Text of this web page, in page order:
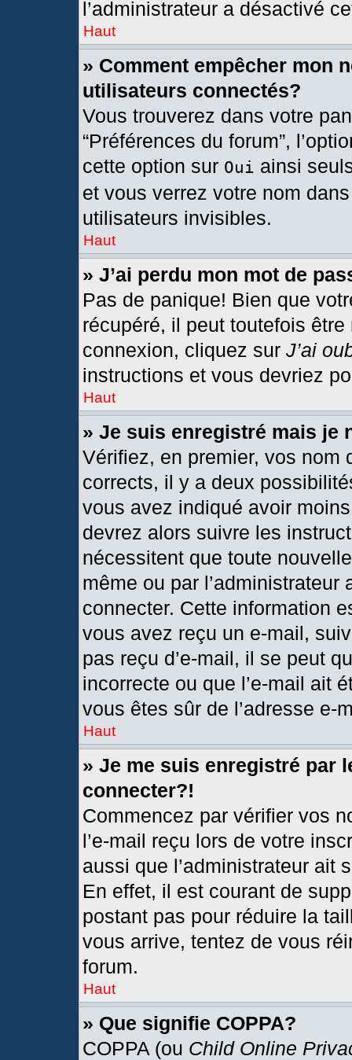
l’administrateur a désactivé
Haut
» Comment empêcher mon
utilisateurs connectés?
Vous trouverez dans votre
“Préférences du forum”,
cette option sur Oui ainsi
et vous verrez votre nom
utilisateurs invisibles.
Haut
» J’ai perdu mon mot de
Pas de panique! Bien que
récupéré, il peut toutefois
connexion, cliquez sur J’ai
instructions et vous devriez
Haut
» Je suis enregistré mais je
Vérifiez, en premier, vos nom
corrects, il y a deux
vous avez indiqué avoir
devrez alors suivre les
nécessitent que toute
même ou par
connecter. Cette information
vous avez reçu un e-mail,
pas reçu d’e-mail, il se peut
incorrecte ou que l’e-mail ait
vous êtes sûr de l’adresse e-
Haut
» Je me suis enregistré par
connecter?!
Commencez par vérifier vos
l’e-mail reçu lors de votre
aussi que l’administrateur ait
En effet, il est courant de
postant pas pour réduire la
vous arrive, tentez de vous
forum.
Haut
» Que signifie COPPA?
COPPA (ou Child Online